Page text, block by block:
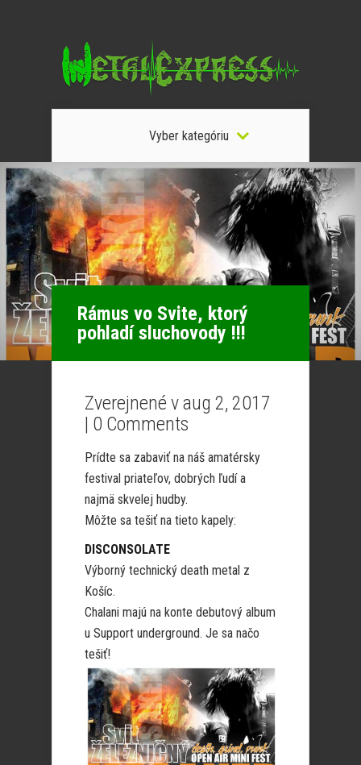
Vyber kategóriu
Rámus vo Svite, ktorý
pohladí sluchovody !!!
Zverejnené v aug 2, 2017
| 0 Comments
Prídte sa zabaviť na náš amatérsky
festival priateľov, dobrých ľudí a
najmä skvelej hudby.
Môžte sa tešiť na tieto kapely:
DISCONSOLATE
Výborný technický death metal z
Košíc.
Chalani majú na konte debutový album
u Support underground. Je sa načo
tešiť!